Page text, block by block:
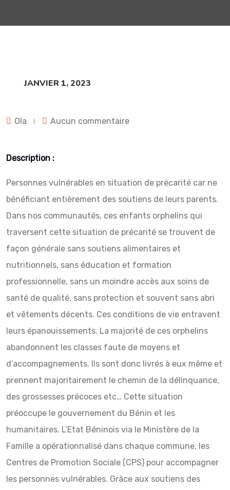
JANVIER 1, 2023
Ola Aucun commentaire
Description :
Personnes vulnérables en situation de précarité car ne
bénéficiant entièrement des soutiens de leurs parents.
Dans nos communautés, ces enfants orphelins qui
traversent cette situation de précarité se trouvent de
façon générale sans soutiens alimentaires et
nutritionnels, sans éducation et formation
professionnelle, sans un moindre accès aux soins de
santé de qualité, sans protection et souvent sans abri
et vêtements décents. Ces conditions de vie entravent
leurs épanouissements. La majorité de ces orphelins
abandonnent les classes faute de moyens et
d’accompagnements. Ils sont donc livrés à eux même et
prennent majoritairement le chemin de la délinquance,
des grossesses précoces etc… Cette situation
préoccupe le gouvernement du Bénin et les
humanitaires. L’Etat Béninois via le Ministère de la
Famille a opérationnalisé dans chaque commune, les
Centres de Promotion Sociale (CPS) pour accompagner
les personnes vulnérables. Grâce aux soutiens des